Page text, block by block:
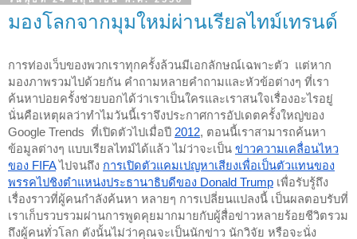
มองโลกจากมุมใหม่ผ่านเรียลไทม์เทรนด์​
การท่องเว็บของพวกเราทุกครั้งล้วนมีเอกลักษณ์เฉพาะตัว  แต่หาก
มองภาพรวมไปด้วยกัน คำถามหลายคำถามและหัวข้อต่างๆ ที่เรา
ค้นหาบ่อยครั้งช่วยบอกได้ว่าเราเป็นใครและเราสนใจเรื่องอะไรอยู่
นั่นคือเหตุผลว่าทำไมวันนี้เราจึงประกาศการอัปเดตครั้งใหญ่ของ
Google Trends  ที่เปิดตัวไปเมื่อปี 2012, ตอนนี้เราสามารถค้นหา
ข้อมูลต่างๆ แบบเรียลไทม์ได้แล้ว ไม่ว่าจะเป็น ข่าวความเคลื่อนไหว
ของ FIFA ไปจนถึง การเปิดตัวแคมเปญหาเสียงเพื่อเป็นตัวแทนของ
พรรคไปชิงตำแหน่งประธานาธิบดีของ Donald Trump เพื่อรับรู้ถึง
เรื่องราวที่ผู้คนกำลังค้นหา หลายๆ การเปลี่ยนแปลงนี้ เป็นผลตอบรับที่
เราเก็บรวบรวมผ่านการพูดคุยมากมายกับผู้สื่อข่าวหลายร้อยชีวิตรวม
ถึงผู้คนทั่วโลก ดังนั้นไม่ว่าคุณจะเป็นนักข่าว นักวิจัย หรือจะนั่ง